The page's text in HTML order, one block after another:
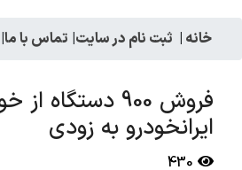
خانه | ثبت نام در سایت| تماس با ما|
فروش 900 دستگاه
ایرانخودرو به زودی
430